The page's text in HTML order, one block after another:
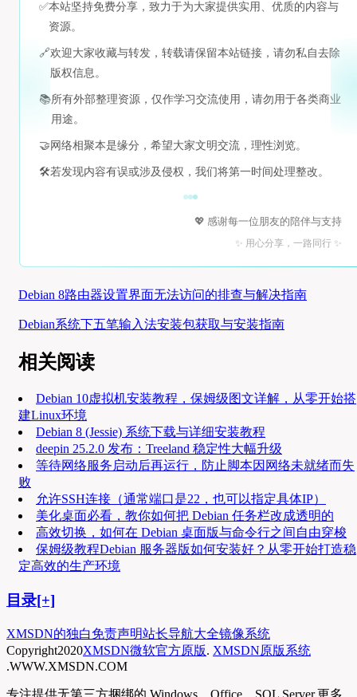
✅本站坚持免费分享，致力于为大家提供实用、优质的内容与
资源。
🔗欢迎大家收藏与转发，转载请保留本站链接，请勿私自去除
版权信息。
📚所有外部整理资源，仅作学习交流使用，请勿用于各类商业
用途。
🤝 网络相聚本是缘分，希望大家文明交流，理性浏览。
🛠️若发现内容有误或涉及侵权，我们将第一时间处理整改。
💖 感谢每一位朋友的陪伴与支持
✨ 用心分享，一路同行 ✨
Debian 8路由器设置界面无法访问的排查与解决指南
Debian系统下五笔输入法安装包获取与安装指南
相关阅读
Debian 10虚拟机安装教程，保姆级图文详解，从零开始搭
建Linux环境
Debian 8 (Jessie) 系统下载与详细安装教程
deepin 25.2.0 发布：Treeland 稳定性大幅升级
等待网络服务启动后再运行，防止脚本因网络未就绪而失
败
允许SSH连接（通常端口是22，也可以指定具体IP）
美化桌面必看，教你如何把 Debian 任务栏改成透明的
高效切换，如何在 Debian 桌面版与命令行之间自由穿梭
保姆级教程Debian 服务器版如何安装好？从零开始打造稳
定高效的生产环境
目录[+]
XMSDN的独白免责声明站长导航大全镜像系统
Copyright2020XMSDN微软官方原版. XMSDN原版系统
.WWW.XMSDN.COM
专注提供无第三方捆绑的 Windows、Office、SQL Server,更多